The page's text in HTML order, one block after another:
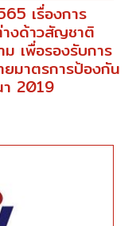
เรื่องการ
างด้าวสัญชาติ
เพื่อรองรับการ
มาตรการป้องกัน
า 2019